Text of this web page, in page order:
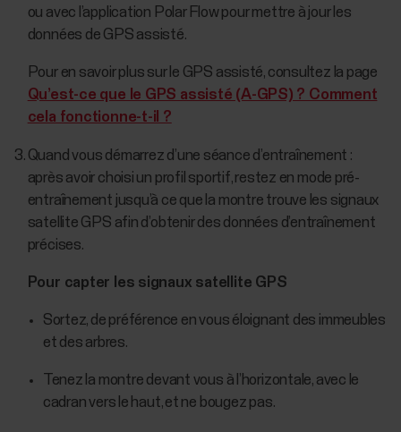
ou avec l’application Polar Flow pour mettre à jour les
données de GPS assisté.
Pour en savoir plus sur le GPS assisté, consultez la page
Qu’est-ce que le GPS assisté (A-GPS) ? Comment
cela fonctionne-t-il ?
Quand vous démarrez d’une séance d’entraînement :
après avoir choisi un profil sportif, restez en mode pré-
entraînement jusqu’à ce que la montre trouve les signaux
satellite GPS afin d’obtenir des données d’entraînement
précises.
Pour capter les signaux satellite GPS
Sortez, de préférence en vous éloignant des immeubles
et des arbres.
Tenez la montre devant vous à l’horizontale, avec le
cadran vers le haut, et ne bougez pas.